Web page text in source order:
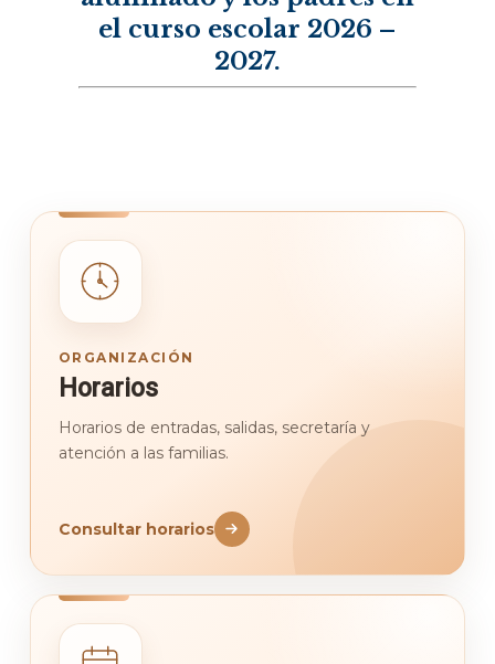
el curso escolar 2026 –
2027.
ORGANIZACIÓN
Horarios
Horarios de entradas, salidas, secretaría y
atención a las familias.
Consultar horarios